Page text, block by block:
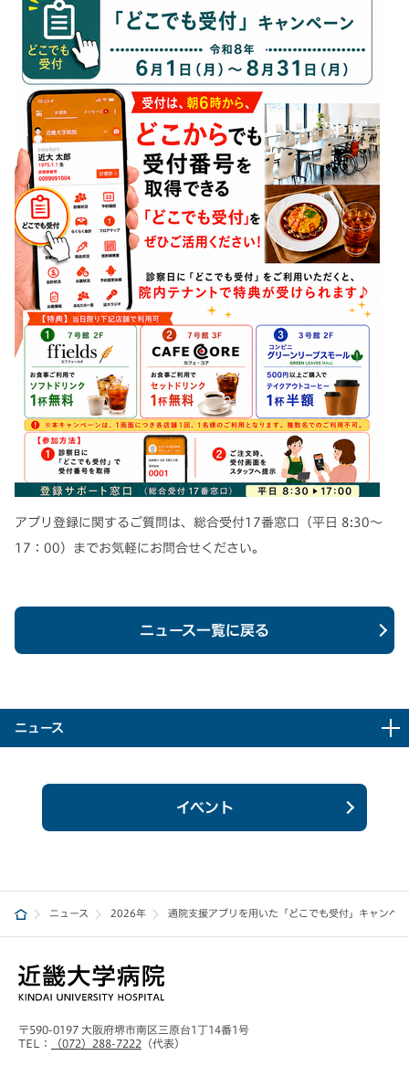
アプリ登録に関するご質問は、 総合受付17番窓口（平日 8:30～
17：00）までお気軽にお問合せください。
ニュース一覧に戻る
ニュース
イベント
ニュース 2026年 通院支援アプリを用いた「どこでも受付」キャンペ
〒590-0197 大阪府堺市南区三原台1丁14番1号
TEL：
（072）288-7222 （代表）